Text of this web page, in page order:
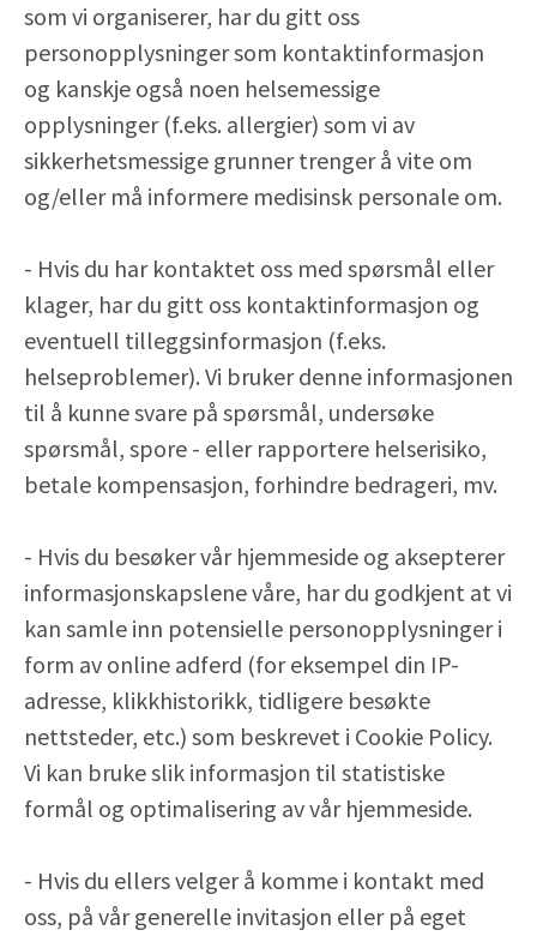
som vi organiserer, har du gitt oss
personopplysninger som kontaktinformasjon
og kanskje også noen helsemessige
opplysninger (f.eks. allergier) som vi av
sikkerhetsmessige grunner trenger å vite om
og/eller må informere medisinsk personale om.
- Hvis du har kontaktet oss med spørsmål eller
klager, har du gitt oss kontaktinformasjon og
eventuell tilleggsinformasjon (f.eks.
helseproblemer). Vi bruker denne informasjonen
til å kunne svare på spørsmål, undersøke
spørsmål, spore - eller rapportere helserisiko,
betale kompensasjon, forhindre bedrageri, mv.
- Hvis du besøker vår hjemmeside og aksepterer
informasjonskapslene våre, har du godkjent at vi
kan samle inn potensielle personopplysninger i
form av online adferd (for eksempel din IP-
adresse, klikkhistorikk, tidligere besøkte
nettsteder, etc.) som beskrevet i Cookie Policy.
Vi kan bruke slik informasjon til statistiske
formål og optimalisering av vår hjemmeside.
- Hvis du ellers velger å komme i kontakt med
oss, på vår generelle invitasjon eller på eget